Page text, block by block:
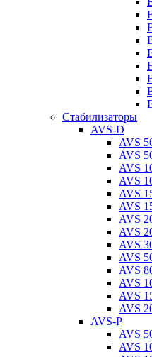
Стабилизаторы
AVS-D
AVS
AVS
AVS
AVS
AVS
AVS
AVS
AVS
AVS
AVS
AVS
AVS
AVS
AVS
AVS-P
AVS
AVS